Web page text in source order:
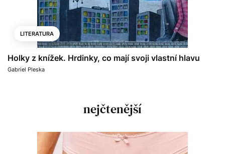
LITERATURA
Holky z knížek. Hrdinky, co mají svoji vlastní hlavu
Gabriel Pleska
nejčtenější